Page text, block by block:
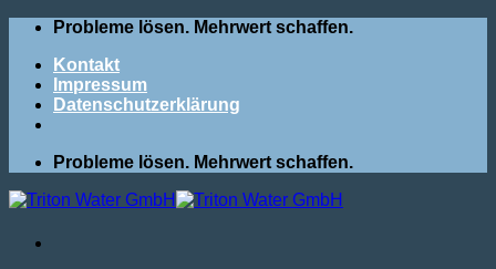
Zum
springen
Probleme lösen. Mehrwert schaffen.
Kontakt
Impressum
Datenschutzerklärung
Probleme lösen. Mehrwert schaffen.